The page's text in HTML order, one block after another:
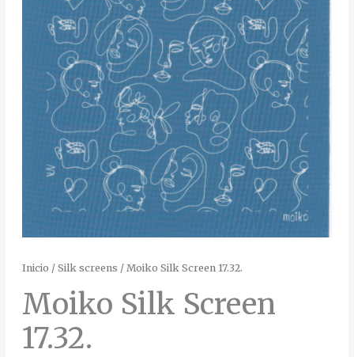
Inicio / Silk screens / Moiko Silk Screen 17.32.
Moiko Silk Screen
17.32.